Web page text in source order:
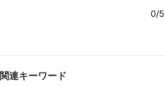
関連キーワード